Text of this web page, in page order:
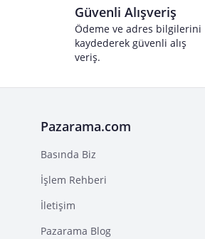
Güvenli Alışveriş
Ödeme ve adres bilgilerini
kaydederek güvenli alış
veriş.
Pazarama.com
Basında Biz
İşlem Rehberi
İletişim
Pazarama Blog